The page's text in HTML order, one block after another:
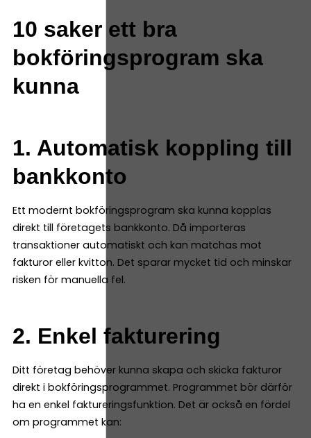
10 saker ett bra
bokföringsprogram ska
kunna
1. Automatisk koppling till
bankkonto
Ett modernt bokföringsprogram ska kunna kopplas
direkt till företagets bankkonto. Då importeras
transaktioner automatiskt och kan matchas mot
fakturor eller kvitton. Det sparar mycket tid och minskar
risken för manuella fel.
2. Enkel fakturering
Ditt företag behöver kunna skapa och skicka fakturor
direkt i bokföringsprogrammet. Programmet bör därför
ha en enkel faktureringsfunktion. Det är också en fördel
om programmet kan: